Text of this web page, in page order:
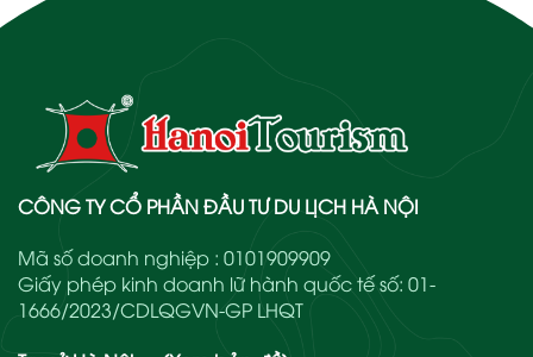
CÔNG TY CỔ PHẦN ĐẦU TƯ DU LỊCH HÀ NỘI
Mã số doanh nghiệp : 0101909909
Giấy phép kinh doanh lữ hành quốc tế số: 01-
1666/2023/CDLQGVN-GP LHQT